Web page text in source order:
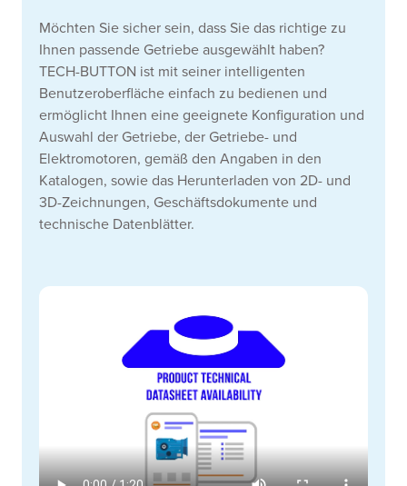
Möchten Sie sicher sein, dass Sie das richtige zu
Ihnen passende Getriebe ausgewählt haben?
TECH-BUTTON ist mit seiner intelligenten
Benutzeroberfläche einfach zu bedienen und
ermöglicht Ihnen eine geeignete Konfiguration und
Auswahl der Getriebe, der Getriebe- und
Elektromotoren, gemäß den Angaben in den
Katalogen, sowie das Herunterladen von 2D- und
3D-Zeichnungen, Geschäftsdokumente und
technische Datenblätter.